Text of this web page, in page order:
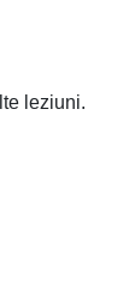
leziuni.